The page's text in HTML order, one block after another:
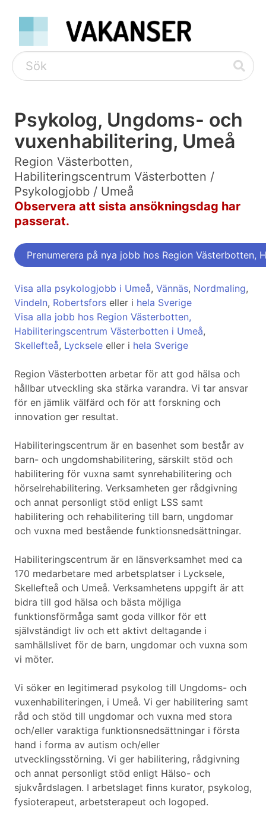
Psykolog, Ungdoms- och
vuxenhabilitering, Umeå
Region Västerbotten,
Habiliteringscentrum Västerbotten /
Psykologjobb / Umeå
Observera att sista ansökningsdag har
passerat.
Prenumerera på nya jobb hos Region Västerbotten,
Visa alla psykologjobb i Umeå, Vännäs, Nordmaling,
Vindeln, Robertsfors eller i hela Sverige
Visa alla jobb hos Region Västerbotten,
Habiliteringscentrum Västerbotten i Umeå,
Skellefteå, Lycksele eller i hela Sverige
Region Västerbotten arbetar för att god hälsa och
hållbar utveckling ska stärka varandra. Vi tar ansvar
för en jämlik välfärd och för att forskning och
innovation ger resultat.
Habiliteringscentrum är en basenhet som består av
barn- och ungdomshabilitering, särskilt stöd och
habilitering för vuxna samt synrehabilitering och
hörselrehabilitering. Verksamheten ger rådgivning
och annat personligt stöd enligt LSS samt
habilitering och rehabilitering till barn, ungdomar
och vuxna med bestående funktionsnedsättningar.
Habiliteringscentrum är en länsverksamhet med ca
170 medarbetare med arbetsplatser i Lycksele,
Skellefteå och Umeå. Verksamhetens uppgift är att
bidra till god hälsa och bästa möjliga
funktionsförmåga samt goda villkor för ett
självständigt liv och ett aktivt deltagande i
samhällslivet för de barn, ungdomar och vuxna som
vi möter.
Vi söker en legitimerad psykolog till Ungdoms- och
vuxenhabiliteringen, i Umeå. Vi ger habilitering samt
råd och stöd till ungdomar och vuxna med stora
och/eller varaktiga funktionsnedsättningar i första
hand i forma av autism och/eller
utvecklingsstörning. Vi ger habilitering, rådgivning
och annat personligt stöd enligt Hälso- och
sjukvårdslagen. I arbetslaget finns kurator, psykolog,
fysioterapeut, arbetsterapeut och logoped.